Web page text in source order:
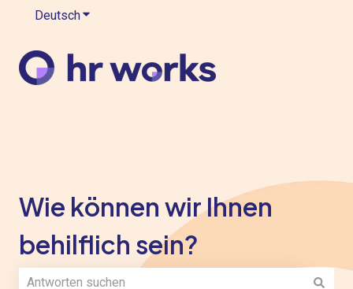
DeutschUntermenü für Übersetzungen anzeigen
Wie können wir Ihnen
behilflich sein?